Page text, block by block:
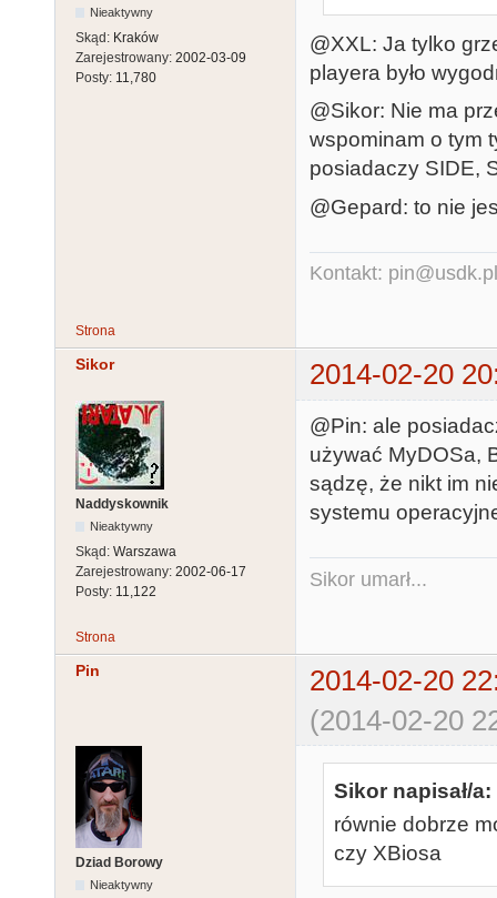
Nieaktywny
Skąd: Kraków
Zarejestrowany: 2002-03-09
Posty: 11,780
@XXL: Ja tylko
playera było
@Sikor: Nie ma
wspominam o tym
posiadaczy SIDE,
@Gepard: to nie
Kontakt: pin@usdk.pl
Strona
Sikor 2014-02-20
Naddyskownik
Nieaktywny
Skąd: Warszawa
Zarejestrowany: 2002-06-17
Posty: 11,122
@Pin: ale
używać MyDOSa,
sądzę, że nikt im
systemu
Sikor umarł...
Strona
Pin
2014-02-20
(2014-02-20
Dziad Borowy
Nieaktywny
Sikor napisał/a:
równie dobrze
czy XBiosa